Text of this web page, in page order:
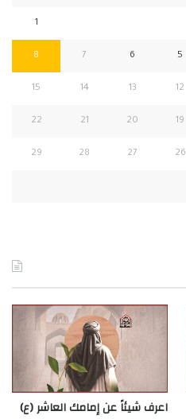
1
5
6
7
8
12
13
14
15
19
20
21
22
26
27
28
29
اعرف شيئاً عن إمامك العاشر (ع)